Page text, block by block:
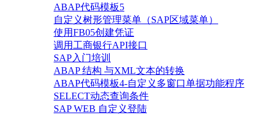
ABAP代码模板5
自定义树形管理菜单（SAP区域菜单）
使用FB05创建凭证
调用工商银行API接口
SAP入门培训
ABAP 结构 与XML文本的转换
ABAP代码模板4-自定义多窗口单据功能程序
SELECT动态查询条件
SAP WEB 自定义登陆